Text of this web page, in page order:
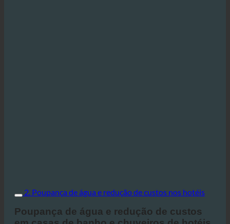
2. Poupança de água e redução de custos nos hotéis